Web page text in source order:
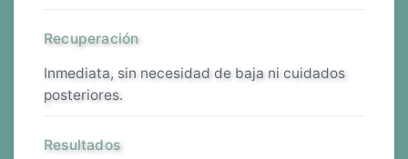
Recuperación
inmediata, sin necesidad de baja ni cuidados
posteriores.
Resultados